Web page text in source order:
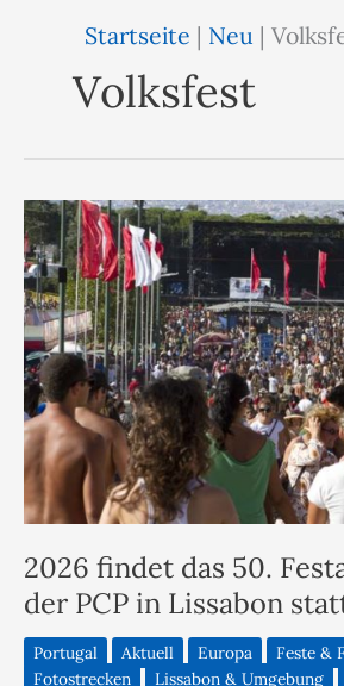
Startseite | Neu |
Volksfest
2026 findet das 50.
der PCP in Lissabon
Portugal Aktuell Europa
Feste &
Fotostrecken
Lissabon & Umgebung